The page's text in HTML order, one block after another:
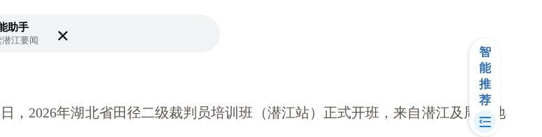
助手
潜江要闻
，2026年湖北省田径二级裁判员培训班（潜江站）正式开班，来自潜江及周边地
智
能
推
荐